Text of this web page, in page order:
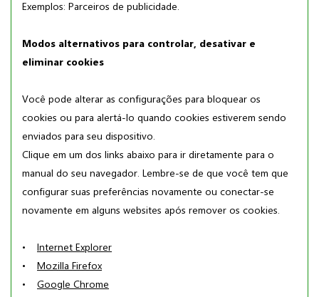
Exemplos: Parceiros de publicidade.
Modos alternativos para controlar, desativar e
eliminar cookies
Você pode alterar as configurações para bloquear os
cookies ou para alertá-lo quando cookies estiverem sendo
enviados para seu dispositivo.
Clique em um dos links abaixo para ir diretamente para o
manual do seu navegador. Lembre-se de que você tem que
configurar suas preferências novamente ou conectar-se
novamente em alguns websites após remover os cookies.
• Internet Explorer
• Mozilla Firefox
• Google Chrome